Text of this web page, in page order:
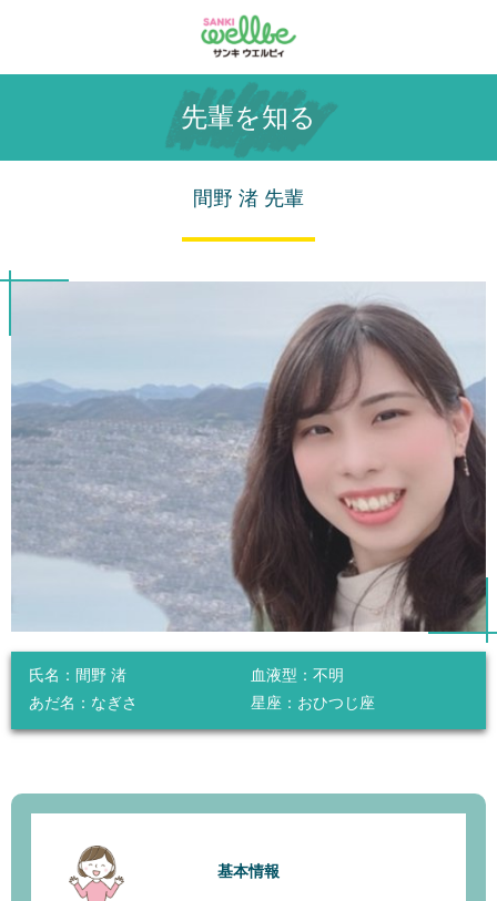
先輩を知る
間野 渚 先輩
氏名： 間野 渚 血液型： 不明
あだ名： なぎさ 星座： おひつじ座
基本情報